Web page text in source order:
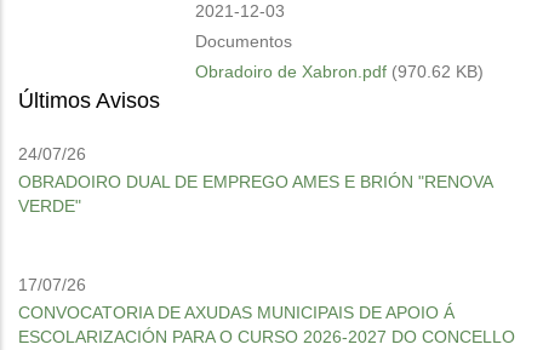
2021-12-03
Documentos
Obradoiro de Xabron.pdf (970.62 KB)
Últimos Avisos
24/07/26
OBRADOIRO DUAL DE EMPREGO AMES E BRIÓN "RENOVA
VERDE"
17/07/26
CONVOCATORIA DE AXUDAS MUNICIPAIS DE APOIO Á
ESCOLARIZACIÓN PARA O CURSO 2026-2027 DO CONCELLO